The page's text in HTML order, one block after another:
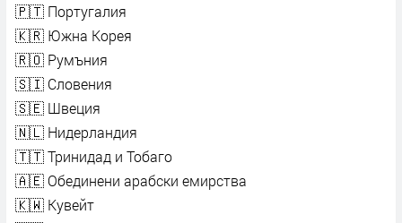
🇵🇹 Португалия
🇰🇷 Южна Корея
🇷🇴 Румъния
🇸🇮 Словения
🇸🇪 Швеция
🇳🇱 Нидерландия
🇹🇹 Тринидад и Тобаго
🇦🇪 Обединени арабски емирства
🇰🇼 Кувейт